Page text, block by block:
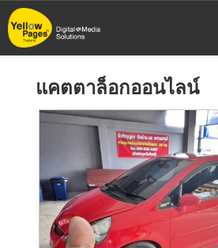
ข้าม
ไป
แคตตาล็อกออนไลน์